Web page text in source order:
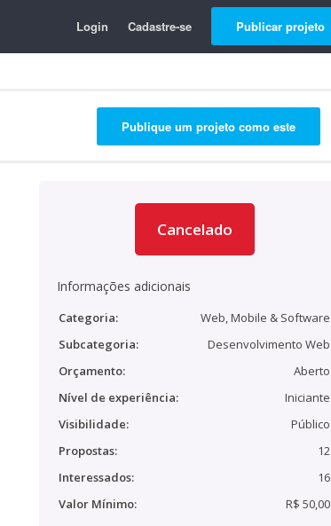
Login Cadastre-se Publicar projeto
Publique um projeto como este
Cancelado
Informações adicionais
Categoria:
Web, Mobile & Software
Subcategoria:
Desenvolvimento Web
Orçamento:
Aberto
Nível de experiência:
Iniciante
Visibilidade:
Público
Propostas:
12
Interessados:
16
Valor Mínimo:
R$ 50,00